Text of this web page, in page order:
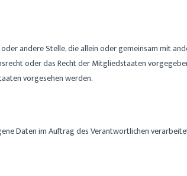
andere Stelle, die allein oder gemeinsam mit
oder das Recht der Mitgliedstaaten
vorgesehen werden.
Daten im Auftrag des Verantwortlichen